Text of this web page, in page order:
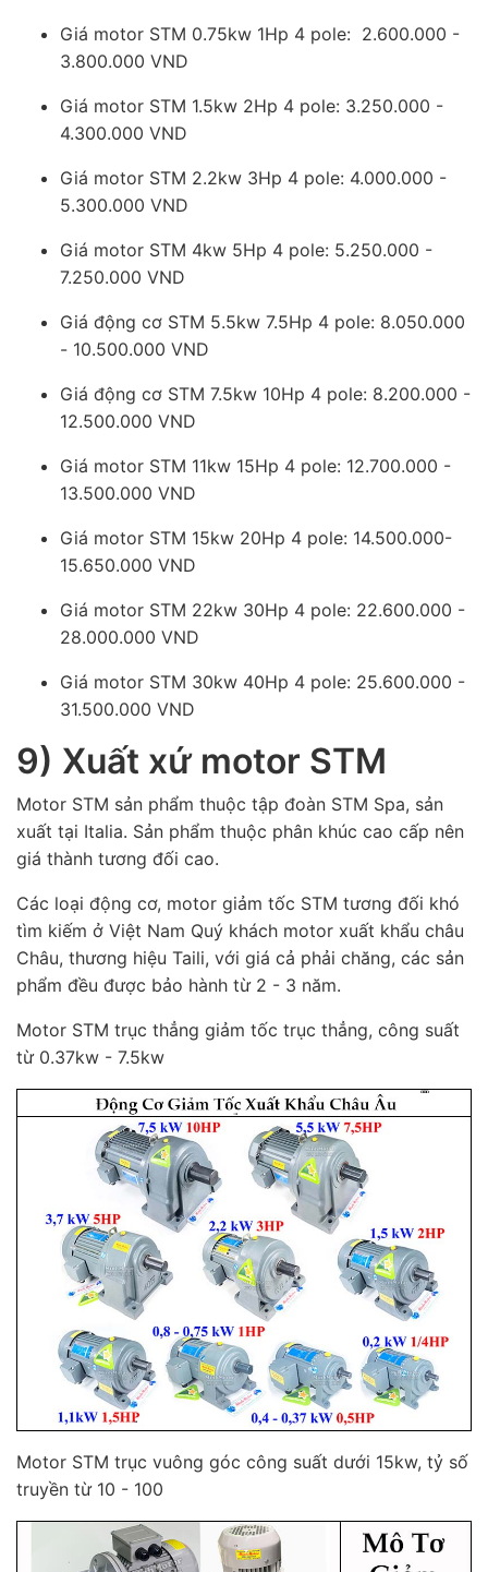
Giá motor STM 0.75kw 1Hp 4 pole: 2.600.000 -
3.800.000 VND
Giá motor STM 1.5kw 2Hp 4 pole: 3.250.000 -
4.300.000 VND
Giá motor STM 2.2kw 3Hp 4 pole: 4.000.000 -
5.300.000 VND
Giá motor STM 4kw 5Hp 4 pole: 5.250.000 -
7.250.000 VND
Giá động cơ STM 5.5kw 7.5Hp 4 pole: 8.050.000
- 10.500.000 VND
Giá động cơ STM 7.5kw 10Hp 4 pole: 8.200.000 -
12.500.000 VND
Giá motor STM 11kw 15Hp 4 pole: 12.700.000 -
13.500.000 VND
Giá motor STM 15kw 20Hp 4 pole: 14.500.000-
15.650.000 VND
Giá motor STM 22kw 30Hp 4 pole: 22.600.000 -
28.000.000 VND
Giá motor STM 30kw 40Hp 4 pole: 25.600.000 -
31.500.000 VND
9) Xuất xứ motor STM
Motor STM sản phẩm thuộc tập đoàn STM Spa, sản
xuất tại Italia. Sản phẩm thuộc phân khúc cao cấp nên
giá thành tương đối cao.
Các loại động cơ, motor giảm tốc STM tương đối khó
tìm kiếm ở Việt Nam Quý khách motor xuất khẩu châu
Châu, thương hiệu Taili, với giá cả phải chăng, các sản
phẩm đều được bảo hành từ 2 - 3 năm.
Motor STM trục thẳng giảm tốc trục thẳng, công suất
từ 0.37kw - 7.5kw
Motor STM trục vuông góc công suất dưới 15kw, tỷ số
truyền từ 10 - 100